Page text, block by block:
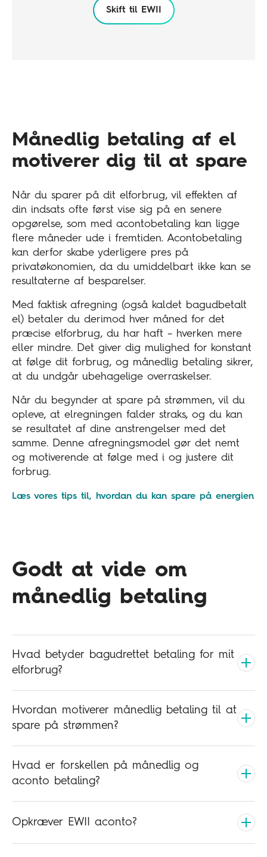
Se din samlede pris, og bekræft dit køb med
Skift til EWII
Månedlig betaling af el
motiverer dig til at spare
Når du sparer på dit elforbrug, vil effekten af
din indsats ofte først vise sig på en senere
opgørelse, som med acontobetaling kan ligge
flere måneder ude i fremtiden. Acontobetaling
kan derfor skabe yderligere pres på
privatøkonomien, da du umiddelbart ikke kan se
resultaterne af besparelser.
Med faktisk afregning (også kaldet bagudbetalt
el) betaler du derimod hver måned for det
præcise elforbrug, du har haft – hverken mere
eller mindre. Det giver dig mulighed for konstant
at følge dit forbrug, og månedlig betaling sikrer,
at du undgår ubehagelige overraskelser.
Når du begynder at spare på strømmen, vil du
opleve, at elregningen falder straks, og du kan
se resultatet af dine anstrengelser med det
samme. Denne afregningsmodel gør det nemt
og motiverende at følge med i og justere dit
forbrug.
Læs vores tips til, hvordan du kan spare på energien
Godt at vide om
månedlig betaling
Hvad betyder bagudrettet betaling for mit
elforbrug?
Hvordan motiverer månedlig betaling til at
spare på strømmen?
Hvad er forskellen på månedlig og
aconto betaling?
Opkræver EWII aconto?